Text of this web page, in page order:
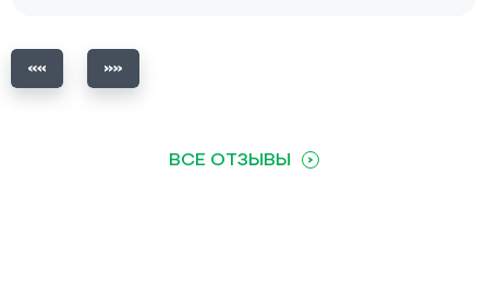
ВСЕ ОТЗЫВЫ